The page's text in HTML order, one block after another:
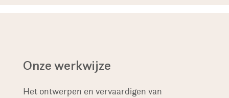
Onze werkwijze
Het ontwerpen en vervaardigen van